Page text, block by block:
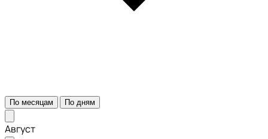
По месяцам По дням
Август